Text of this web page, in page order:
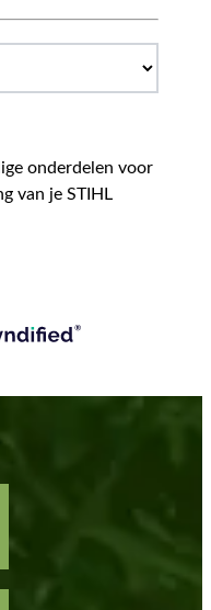
onderdelen voor
van je STIHL